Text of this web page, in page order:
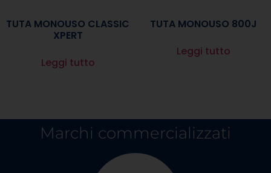
TUTA MONOUSO CLASSIC
XPERT
Leggi tutto
TUTA MONOUSO 800J
Leggi tutto
Marchi commercializzati